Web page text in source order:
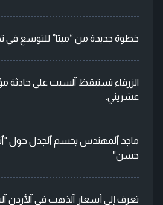
خطوة جديدة من “ميتا” للتوسع في
الزرقاء تستيقظ ٱلسبت على حادثة
عشريني.
ماجد ٱلمهندس يحسم ٱلجدل حول
حسن"
تعرف إلى أسعار ٱلذهب في ٱلأردن